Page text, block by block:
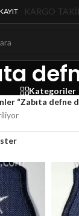
KARGO
Kategoriler
“Zabıta defne